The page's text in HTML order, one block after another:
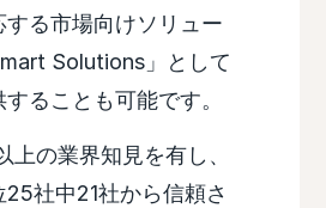
する市場向けソリュー
Solutions」として
ることも可能です。
上の業界知見を有し、
社中21社から信頼さ